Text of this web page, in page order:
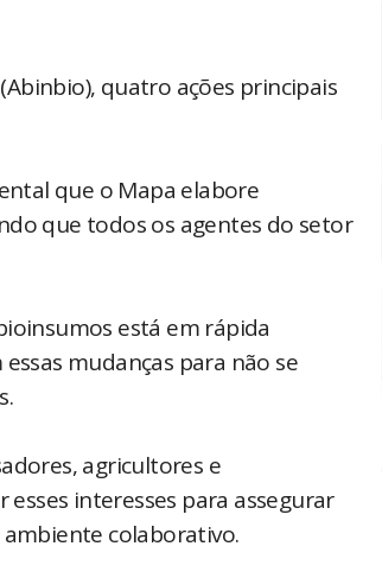
quatro ações principais
que o Mapa elabore
que todos os agentes do setor
está em rápida
mudanças para não se
agricultores e
interesses para assegurar
colaborativo.